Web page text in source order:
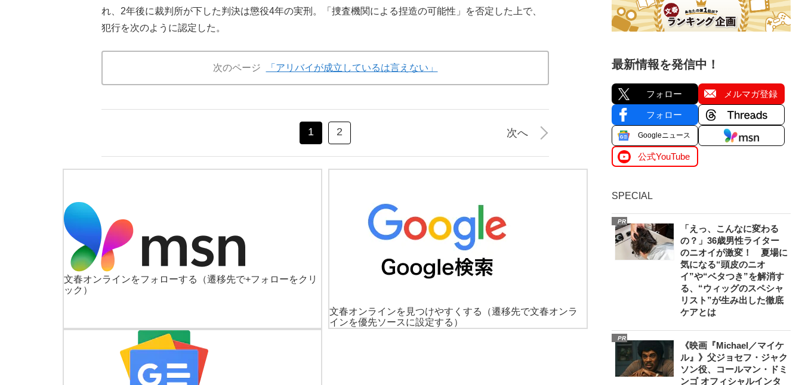
れ、2年後に裁判所が下した判決は懲役4年の実刑。「捜査機関による捏造の可能性」を否定した上で、
犯行を次のように認定した。
次のページ 「アリバイが成立しているは言えない」
1 2 次へ
文春オンラインをフォローする
（遷移先で+フォローをクリ
ック）
文春オンラインを見つけやすくする
（遷移先で文春オンラ
インを優先ソースに設定する）
最新情報を発信中！
フォロー メルマガ登録
フォロー
Googleニュース
公式YouTube
SPECIAL
PR
「えっ、こんなに変わる
の？」36歳男性ライター
のニオイが激変！ 夏場に
気になる“頭皮のニオ
イ”や“ベタつき”を解消す
る、“ウィッグのスペシャ
リスト”が生み出した徹底
ケアとは
PR
《映画『Michael／マイケ
ル』》父ジョセフ・ジャク
ソン役、コールマン・ドミ
ンゴ オフィシャルインタ